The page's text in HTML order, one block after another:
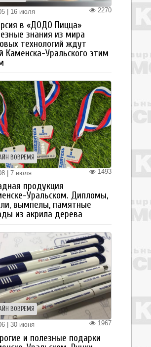
2270
| 16 июля
в «ДОДО Пицца»
знания из мира
технологий ждут
Каменска-Уральского этим
ВОВРЕМЯ
1493
| 7 июля
продукция
Уральском. Дипломы,
вымпелы, памятные
из акрила дерева
ВОВРЕМЯ
1967
| 30 июня
и полезные подарки